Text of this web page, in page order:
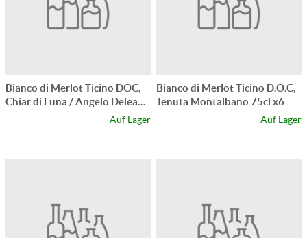
Bianco di Merlot Ticino DOC,
Chiar di Luna / Angelo Delea
Auf Lager
Bianco di Merlot Ticino D.O.C,
Tenuta Montalbano 75cl x6
Auf Lager